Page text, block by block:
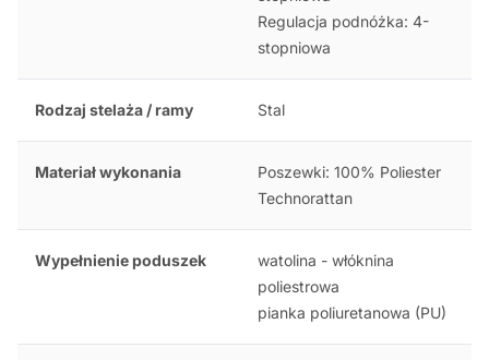
Regulacja podnóżka: 4-
stopniowa
Rodzaj stelaża / ramy Stal
Materiał wykonania
Poszewki: 100% Poliester
Technorattan
Wypełnienie poduszek
watolina - włóknina
poliestrowa
pianka poliuretanowa (PU)